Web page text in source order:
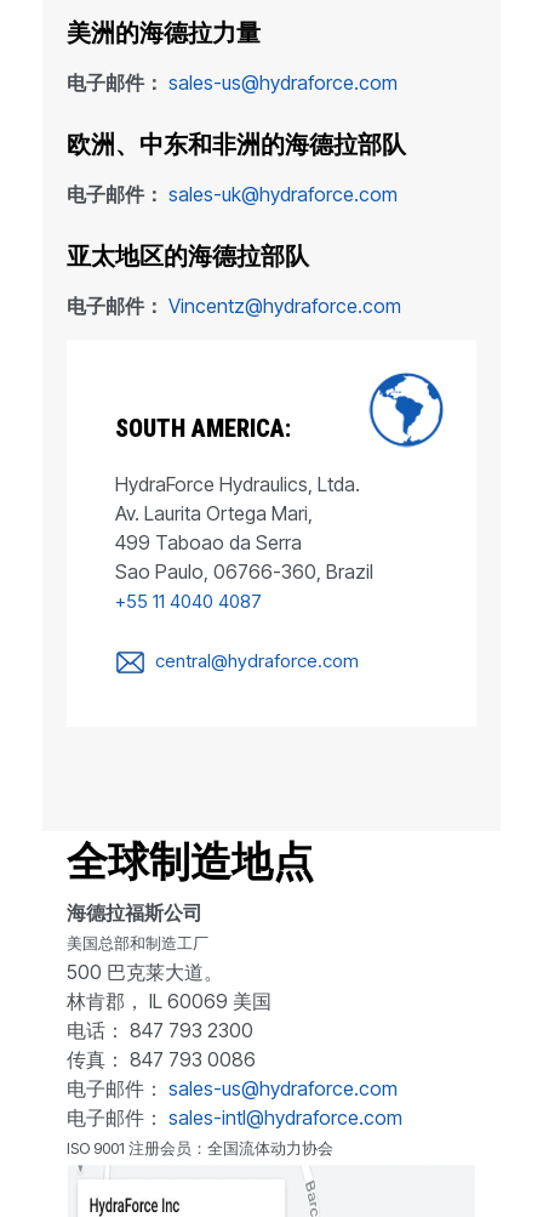
美洲的海德拉力量
电子邮件： sales-us@hydraforce.com
欧洲、中东和非洲的海德拉部队
电子邮件： sales-uk@hydraforce.com
亚太地区的海德拉部队
电子邮件： Vincentz@hydraforce.com
SOUTH AMERICA:
HydraForce Hydraulics, Ltda.
Av. Laurita Ortega Mari,
499 Taboao da Serra
Sao Paulo, 06766-360, Brazil
+55 11 4040 4087
central@hydraforce.com
全球制造地点
海德拉福斯公司
美国总部和制造工厂
500 巴克莱大道。
林肯郡， IL 60069 美国
电话： 847 793 2300
传真： 847 793 0086
电子邮件： sales-us@hydraforce.com
电子邮件： sales-intl@hydraforce.com
ISO 9001 注册会员：全国流体动力协会